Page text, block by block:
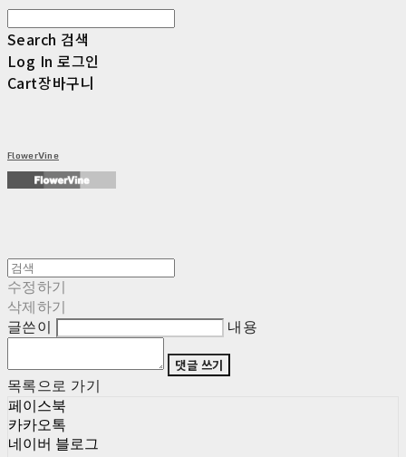
Search 검색
Log In 로그인
Cart장바구니
FlowerVine
수정하기
삭제하기
글쓴이
내용
댓글 쓰기
목록으로 가기
페이스북
카카오톡
네이버 블로그